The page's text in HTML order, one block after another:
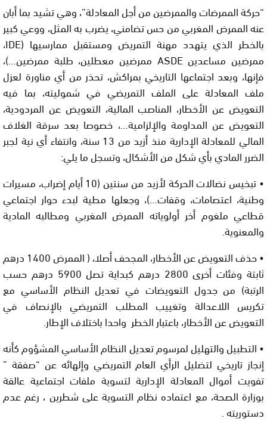
“حركة الممرضات والممرضين من أجل المعادلة”، وهي تشيد بما أبان
عنه الممرض المغربي من حس تضامني، يضرب به المثل، ووعي كبير
بالخطر الذي يتهدد مهنة التمريض ومستقبل ممارسيها (IDE،
ممرضين مساعدين ASDE ممرضين معطلين، طلبة ممرضين…)،
فإنها، وبعد اجتماعها التاريخي بمراكش، تحذر من أي مناورة لعزل
ملف المعادلة على الملف التمريضي في شموليته، بما فيه
التعويض عن الأخطار، المناصب المالية، التعويض عن المردودية،
التعويض عن المداومة والإلزامية…، خصوصا بعد سرقة الغلاف
المالي للمعادلة الإدارية منذ أزيد من 13 سنة، وانتفاء أي نية لجبر
الضرر المادي بأي شكل من الأشكال، وتسجل ما يلي:
• تبخيس نضالات الحركة لأزيد من سنتين (10 أيام إضراب، مسيرات
وطنية، اعتصامات، وقفات…)، وجعلها مطية لبدء حوار اجتماعي
قطاعي ملغوم أخر أولوياته الممرض المغربي ومطالبه المادية
والمعنوية.
• حذف التعويض عن الأخطار، المجحف أصلا، ( الممرض 1400 درهم
ثابتة وفئات أخرى 2800 درهم كبداية تصل 5900 درهم حسب
الرتبة) من جدول التعويضات في تعديل النظام الأساسي مع
تكريس اللاعدالة وتغييب المطلب التمريضي بالإنصاف في
التعويض عن الأخطار، باعتبار الخطر واحدا باختلاف الإطار.
• التطبيل والتهليل لمرسوم تعديل النظام الأساسي المشؤوم كأنه
إنجاز تاريخي لتضليل الرأي العام التمريضي وإلهائه عن “صفقة ”
تفويت أموال المعادلة الإدارية لتسوية ملفات اجتماعية عالقة
بوزارة الصحة، مع اعتماده نظام التسوية على شطرين ، رغم عدم
دستوريته .